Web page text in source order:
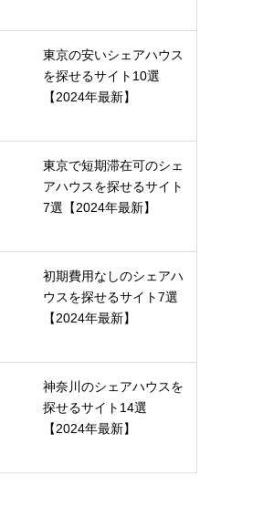
東京の安いシェアハウス
を探せるサイト10選
【2024年最新】
東京で短期滞在可のシェ
アハウスを探せるサイト
7選【2024年最新】
初期費用なしのシェアハ
ウスを探せるサイト7選
【2024年最新】
神奈川のシェアハウスを
探せるサイト14選
【2024年最新】